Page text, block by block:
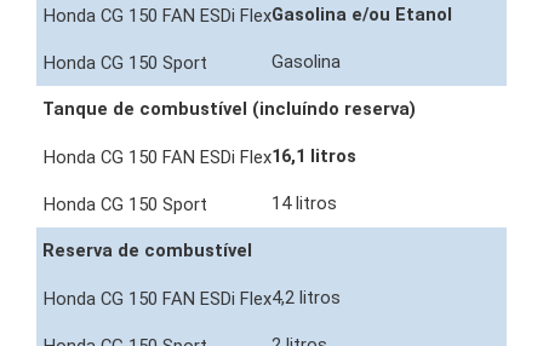
Gasolina e/ou Etanol
Gasolina
Tanque de combustível (incluíndo reserva)
16,1 litros
14 litros
Reserva de combustível
4,2 litros